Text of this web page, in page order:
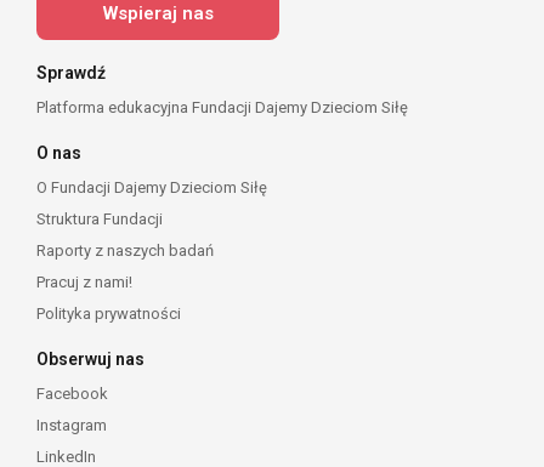
Wspieraj nas
Sprawdź
Platforma edukacyjna Fundacji Dajemy Dzieciom Siłę
O nas
O Fundacji Dajemy Dzieciom Siłę
Struktura Fundacji
Raporty z naszych badań
Pracuj z nami!
Polityka prywatności
Obserwuj nas
Facebook
Instagram
LinkedIn